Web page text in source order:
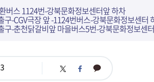
버스 1124번-강북문화정보센터앞 하차
구-CGV극장 앞 -1124번버스-강북문화정보센터
구-춘천닭갈비앞 마을버스5번-강북문화정보센
트 페 카